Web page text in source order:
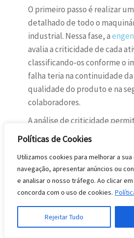
Políticas de Cookies
Utilizamos cookies para melhorar a
navegação, apresentar anúncios ou
e analisar o nosso tráfego. Ao clicar
concorda com o uso de cookies.
Rejeitar Tudo
O primeiro passo é realizar
detalhado de todo o
industrial. Nessa fase, a
avalia a criticidade de cada
classificando-os conforme o
falha teria na continuidade
qualidade do produto e na
colaboradores.
A análise de criticidade
esforços de manutenção nos
causaria prejuízos financeiros
detalhamento técnico e a
ferramentas valiosas aqui
exigem monitoramento